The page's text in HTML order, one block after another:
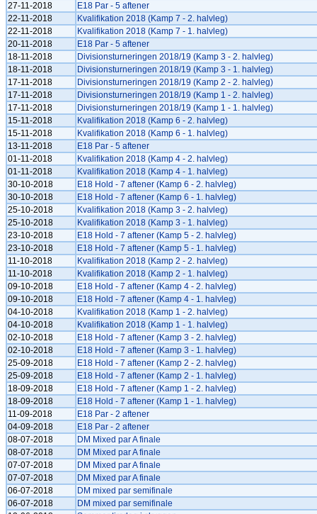
27-11-2018
E18 Par - 5 aftener
22-11-2018
Kvalifikation 2018 (Kamp 7 - 2. halvleg)
22-11-2018
Kvalifikation 2018 (Kamp 7 - 1. halvleg)
20-11-2018
E18 Par - 5 aftener
18-11-2018
Divisionsturneringen 2018/19 (Kamp 3 - 2. halvleg)
18-11-2018
Divisionsturneringen 2018/19 (Kamp 3 - 1. halvleg)
17-11-2018
Divisionsturneringen 2018/19 (Kamp 2 - 2. halvleg)
17-11-2018
Divisionsturneringen 2018/19 (Kamp 1 - 2. halvleg)
17-11-2018
Divisionsturneringen 2018/19 (Kamp 1 - 1. halvleg)
15-11-2018
Kvalifikation 2018 (Kamp 6 - 2. halvleg)
15-11-2018
Kvalifikation 2018 (Kamp 6 - 1. halvleg)
13-11-2018
E18 Par - 5 aftener
01-11-2018
Kvalifikation 2018 (Kamp 4 - 2. halvleg)
01-11-2018
Kvalifikation 2018 (Kamp 4 - 1. halvleg)
30-10-2018
E18 Hold - 7 aftener (Kamp 6 - 2. halvleg)
30-10-2018
E18 Hold - 7 aftener (Kamp 6 - 1. halvleg)
25-10-2018
Kvalifikation 2018 (Kamp 3 - 2. halvleg)
25-10-2018
Kvalifikation 2018 (Kamp 3 - 1. halvleg)
23-10-2018
E18 Hold - 7 aftener (Kamp 5 - 2. halvleg)
23-10-2018
E18 Hold - 7 aftener (Kamp 5 - 1. halvleg)
11-10-2018
Kvalifikation 2018 (Kamp 2 - 2. halvleg)
11-10-2018
Kvalifikation 2018 (Kamp 2 - 1. halvleg)
09-10-2018
E18 Hold - 7 aftener (Kamp 4 - 2. halvleg)
09-10-2018
E18 Hold - 7 aftener (Kamp 4 - 1. halvleg)
04-10-2018
Kvalifikation 2018 (Kamp 1 - 2. halvleg)
04-10-2018
Kvalifikation 2018 (Kamp 1 - 1. halvleg)
02-10-2018
E18 Hold - 7 aftener (Kamp 3 - 2. halvleg)
02-10-2018
E18 Hold - 7 aftener (Kamp 3 - 1. halvleg)
25-09-2018
E18 Hold - 7 aftener (Kamp 2 - 2. halvleg)
25-09-2018
E18 Hold - 7 aftener (Kamp 2 - 1. halvleg)
18-09-2018
E18 Hold - 7 aftener (Kamp 1 - 2. halvleg)
18-09-2018
E18 Hold - 7 aftener (Kamp 1 - 1. halvleg)
11-09-2018
E18 Par - 2 aftener
04-09-2018
E18 Par - 2 aftener
08-07-2018
DM Mixed par A finale
08-07-2018
DM Mixed par A finale
07-07-2018
DM Mixed par A finale
07-07-2018
DM Mixed par A finale
06-07-2018
DM mixed par semifinale
06-07-2018
DM mixed par semifinale